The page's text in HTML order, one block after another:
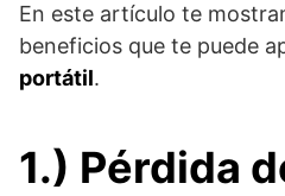
En este artículo te
beneficios que te puede
portátil.
1.) Pérdida